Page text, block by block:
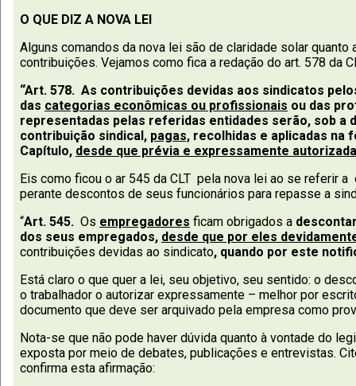
O QUE DIZ A NOVA LEI
Alguns comandos da nova lei são de claridade solar quanto
contribuições. Vejamos como fica a redação do art. 578 da
“Art. 578. As contribuições devidas aos sindicatos
das categorias econômicas ou profissionais ou das
representadas pelas referidas entidades serão, sob a
contribuição sindical, pagas, recolhidas e aplicadas na
Capítulo, desde que prévia e expressamente
Eis como ficou o ar 545 da CLT pela nova lei ao se referir
perante descontos de seus funcionários para repasse a
“Art. 545. Os empregadores ficam obrigados a
dos seus empregados, desde que por eles
contribuições devidas ao sindicato, quando por este
Está claro o que quer a lei, seu objetivo, seu sentido: o
o trabalhador o autorizar expressamente – melhor por
documento que deve ser arquivado pela empresa como
Nota-se que não pode haver dúvida quanto à vontade do
exposta por meio de debates, publicações e entrevistas.
confirma esta afirmação: